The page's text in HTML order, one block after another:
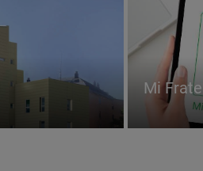
Mi